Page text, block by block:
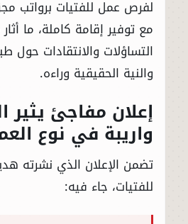
لفرص عمل للفتيات برواتب
مع توفير إقامة كاملة، ما
التساؤلات والانتقادات حول
والنية الحقيقية وراءه.
إعلان مفاجئ
واريبة في نوع
تضمن الإعلان الذي نشرته
للفتيات، جاء فيه: